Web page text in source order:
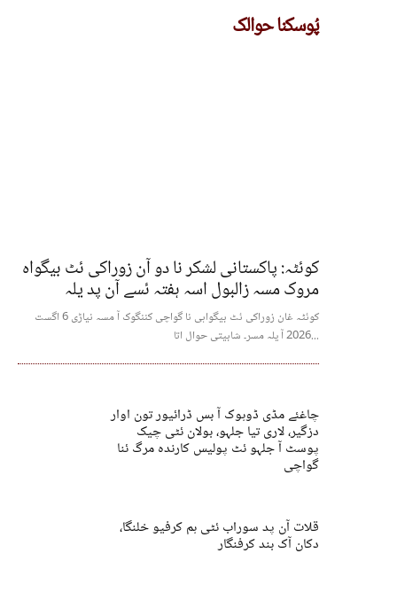
پُوسکنا حوالک
کوئٹہ: پاکستانی لشکر نا دو آن زوراکی ئٹ بیگواہ
مروک مسہ زالبول اسہ ہفتہ ئسے آن پد یلہ
کوئٹہ غان زوراکی ئٹ بیگواہی نا گواچی کننگوک آ مسہ نیاڑی 6 اگست
2026 آ یلہ مسر۔ شابیتی حوال اتا...
چاغئے مڈی ڈوہوک آ بس ڈرائیور تون اوار
دزگیر، لاری تیا جلہو، بولان ئٹی چیک
پوسٹ آ جلہو ئٹ پولیس کارندہ مرگ ئنا
گواچی
قلات آن پد سوراب ئٹی ہم کرفیو خلنگا،
دکان آک بند کرفنگار